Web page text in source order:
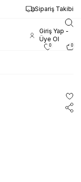
Sipariş Takibi
Giriş Yap -
Üye Ol
0 0